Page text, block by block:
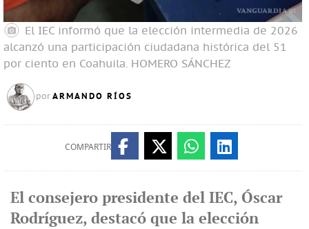
El IEC informó que la elección intermedia de 2026
alcanzó una participación ciudadana histórica del 51
por ciento en Coahuila. HOMERO SÁNCHEZ
por ARMANDO RÍOS
COMPARTIR
El consejero presidente del IEC, Óscar
Rodríguez, destacó que la elección